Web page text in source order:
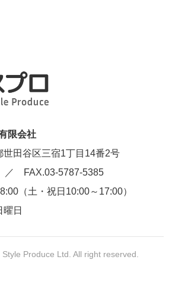
限会社
世田谷区三宿1丁目14番2号
／ FAX.03-5787-5385
（土・祝日10:00～17:00）
曜日
Produce Ltd. All right reserved.